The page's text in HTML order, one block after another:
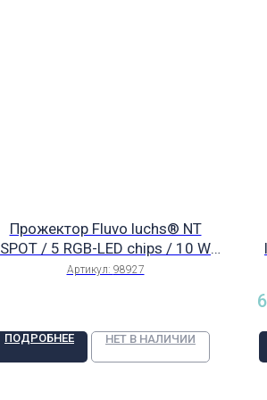
Прожектор Fluvo luchs® NT
SPOT / 5 RGB-LED chips / 10 W
Power-LED-RGB арт.98927
Артикул: 98927
ПОДРОБНЕЕ НЕТ В НАЛИЧИИ